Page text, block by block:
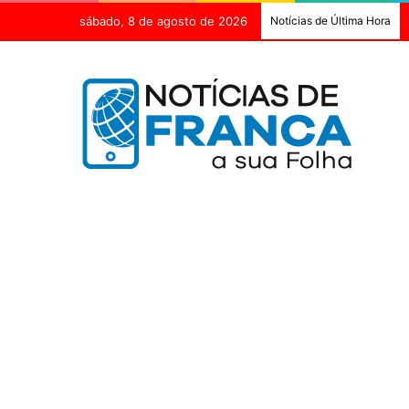
sábado, 8 de agosto de 2026 Notícias de Última Hora